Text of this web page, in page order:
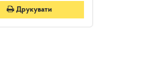
Друкувати